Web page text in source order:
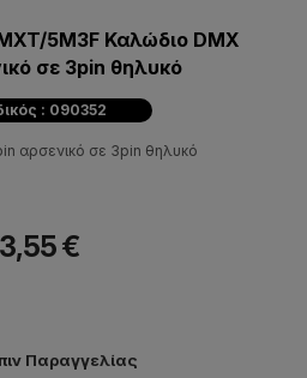
5M3F Καλώδιο DMX
σε 3pin θηλυκό
: 090352
αρσενικό σε 3pin θηλυκό
3,55 €
Παραγγελίας